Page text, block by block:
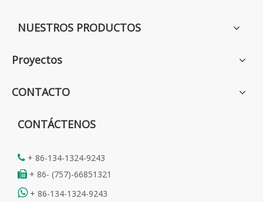
NUESTROS PRODUCTOS
Proyectos
CONTACTO
CONTÁCTENOS
 + 86-134-1324-9243
 + 86- (757)-66851321
 + 86-134-1324-9243